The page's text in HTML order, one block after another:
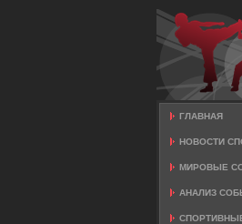
ГЛАВНАЯ
НОВОСТИ
МИРОВЫЕ
АНАЛИЗ